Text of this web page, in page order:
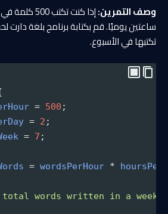
وصف التمرين:
إذا كنت
ساعتين يوميًا. قم بكتابة برنامج بلغة دارت
تكتبها في الأسبوع.
= 500 ;
= 2 ;
= 7 ;
= wordsPerHour *
total words written in a